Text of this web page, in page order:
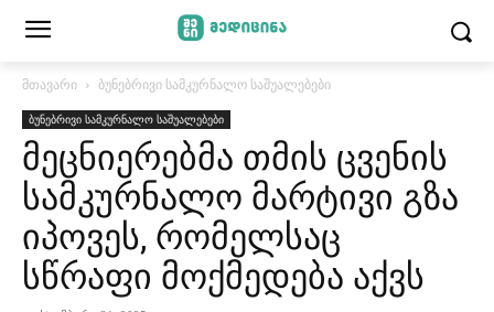
მთავარი ბუნებრივი სამკურნალო საშუალებები
ბუნებრივი სამკურნალო საშუალებები
მეცნიერებმა თმის ცვენის
სამკურნალო მარტივი გზა
იპოვეს, რომელსაც
სწრაფი მოქმედება აქვს